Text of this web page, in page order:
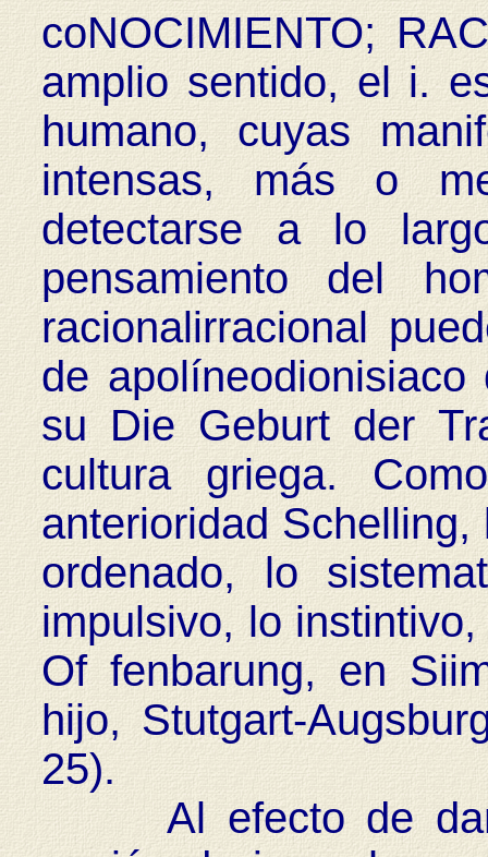
coNOCIMIENTO;
amplio sentido, el i.
humano, cuyas
intensas, más o
detectarse a lo
pensamiento del
racionalirracional
de
su Die Geburt der
cultura griega.
anterioridad
ordenado, lo
impulsivo, lo
Of fenbarung, en
hijo, Stutgart-
25).
Al efecto de dar